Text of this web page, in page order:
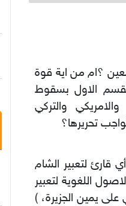
؟ام من اية قوة
الاول بسقوط
والتركي
تحريرها؟
قارئ لتعبير الشام
اللغوية لتعبير
على يمين الجزيرة، )